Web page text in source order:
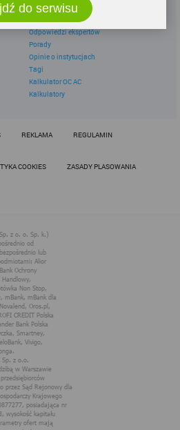
eBroker Ekstra
Odpowiedzi ekspertów
Porady
Opinie o instytucjach
Tagi
Kalkulator OC AC
Kalkulatory
REKLAMA REGULAMIN
COOKIES ZASADY PLASOWANIA
plików cookies możliwy jest do
każdego użytkownika. Bez
informacje w plikach cookies mogą
urządzenia.
w technologii cookies jest
(dawniej: Rankomat Sp. z o. o. Sp.
ul. Wolska 88, 01 - 141 Warszawa.
każdym czasie skontaktować się z
bok@ebroker.pl, jak również wyrazić
z tzw. RODO) w ramach tzw.
w ramach serwisu do potrzeb
Rankomat.pl Sp. z
Sp. z o. o. Sp.
Rankomat Sp. z o. o. Sp. k.), z
ul. Wolska 88, wpisana do rejestru
Rejestru Sądowego prowadzonego
Warszawy w Warszawie, XIII
Rejestru Sądowego, pod
posiadająca nr NIP: 527-275-18-81,
dalej "Rankomat" wykorzystuje
technologię "cookies".
dostarczonych przez
cookies w trakcie korzystania
określa niniejszy dokument.
do serwisu